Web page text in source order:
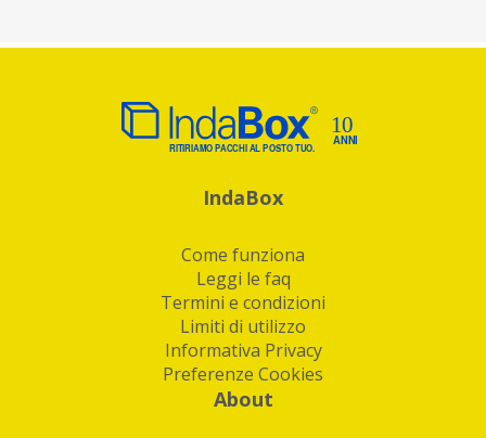
IndaBox
Come funziona
Leggi le faq
Termini e condizioni
Limiti di utilizzo
Informativa Privacy
Preferenze Cookies
About